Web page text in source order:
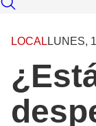
LOCAL LUNES,